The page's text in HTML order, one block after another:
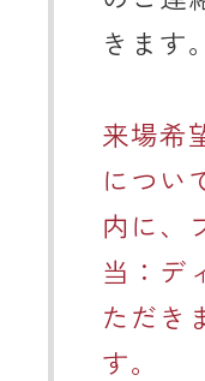
きます。
来場希
につい
内に、
当：デ
ただき
す。